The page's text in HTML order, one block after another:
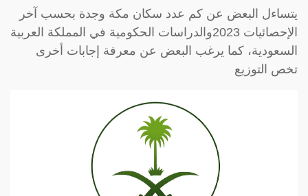
يتساءل البعض عن كم عدد سكان مكة وجدة بحسب آخر
الإحصائيات 2023والدراسات الحكومية في المملكة العربية
السعودية، كما يرغب البعض عن معرفة إجابات أخرى
تخص التوزيع